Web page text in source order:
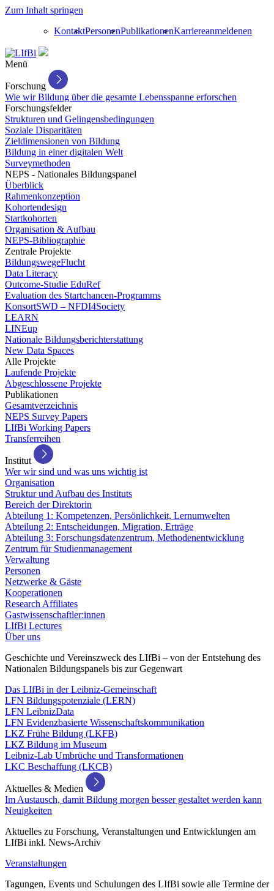
Zum Inhalt springen
KontaktPersonenPublikationenKarriereanmeldenen
Menü
Forschung
Wie wir Bildung über die gesamte Lebensspanne erforschen
Forschungsfelder
Strukturen und Gelingensbedingungen
Soziale Disparitäten
Zieldimensionen von Bildung
Bildung in einer digitalen Welt
Surveymethoden
NEPS - Nationales Bildungspanel
Überblick
Rahmenkonzeption
Kohortendesign
Startkohorten
Organisation & Aufbau
NEPS-Bibliographie
Zentrale Projekte
BildungswegeFlucht
Data Literacy
Outcome-Studie EduRef
Evaluation des Startchancen-Programms
KonsortSWD – NFDI4Society
LEARN
LINEup
Nationale Bildungsberichterstattung
New Data Spaces
Alle Projekte
Laufende Projekte
Abgeschlossene Projekte
Publikationen
Gesamtverzeichnis
NEPS Survey Papers
LIfBi Working Papers
Transferreihen
Institut
Wer wir sind und was uns wichtig ist
Organisation
Struktur und Aufbau des Instituts
Bereich der Direktorin
Abteilung 1: Kompetenzen, Persönlichkeit, Lernumwelten
Abteilung 2: Entscheidungen, Migration, Erträge
Abteilung 3: Forschungsdatenzentrum, Methodenentwicklung
Zentrum für Studienmanagement
Verwaltung
Personen
Netzwerke & Gäste
Kooperationen
Research Affiliates
Gastwissenschaftler:innen
LIfBi Lectures
Über uns
Geschichte und Vereinszweck des LIfBi – von der Entstehung des
Nationalen Bildungspanels bis zur Gegenwart
Das LIfBi in der Leibniz-Gemeinschaft
LFN Bildungspotenziale (LERN)
LFN LeibnizData
LFN Evidenzbasierte Wissenschaftskommunikation
LKZ Frühe Bildung (LKFB)
LKZ Bildung im Museum
Leibniz-Lab Umbrüche und Transformationen
LKC Beschaffung (LKCB)
Aktuelles & Medien
Im Austausch, damit Bildung morgen besser gestaltet werden kann
Neuigkeiten
Aktuelles zu Forschung, Veranstaltungen und Entwicklungen am
LIfBi inkl. News-Archiv
Veranstaltungen
Tagungen, Events und Schulungen des LIfBi sowie alle Termine der